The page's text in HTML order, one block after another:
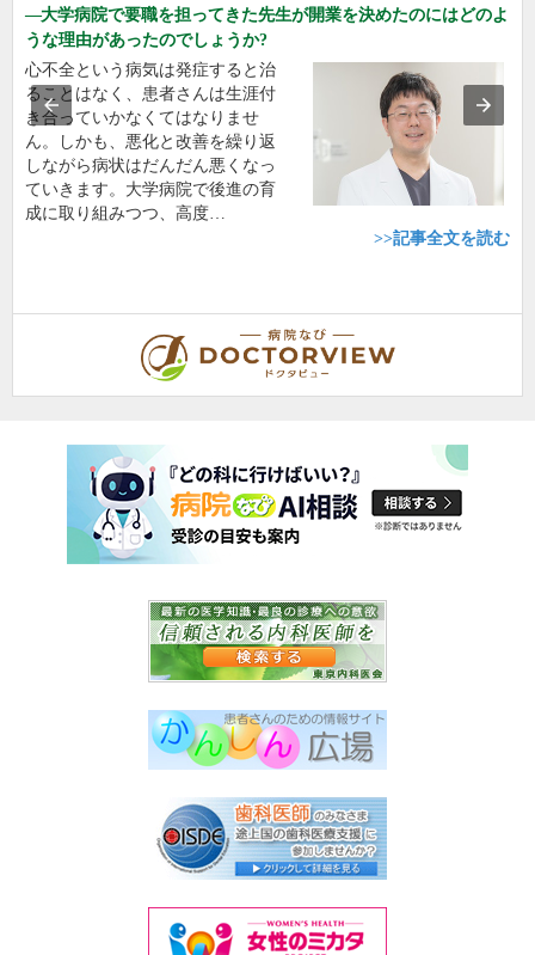
大学病院で要職を担ってきた先生が開業を決めたのにはどのよ
うな理由があったのでしょうか?
心不全という病気は発症すると治
ることはなく、患者さんは生涯付
き合っていかなくてはなりませ
ん。しかも、悪化と改善を繰り返
しながら病状はだんだん悪くなっ
ていきます。大学病院で後進の育
成に取り組みつつ、高度…
>>記事全文を読む